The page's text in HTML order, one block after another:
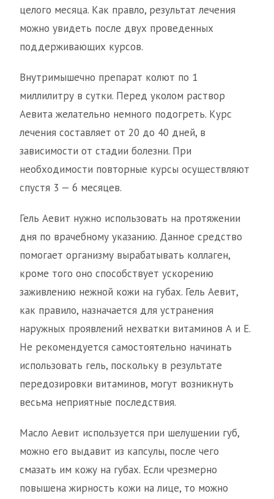
целого месяца. Как правло, результат лечения
можно увидеть после двух проведенных
поддерживающих курсов.
Внутримышечно препарат колют по 1
миллилитру в сутки. Перед уколом раствор
Аевита желательно немного подогреть. Курс
лечения составляет от 20 до 40 дней, в
зависимости от стадии болезни. При
необходимости повторные курсы осуществляют
спустя 3 — 6 месяцев.
Гель Аевит нужно использовать на протяжении
дня по врачебному указанию. Данное средство
помогает организму вырабатывать коллаген,
кроме того оно способствует ускорению
заживлению нежной кожи на губах. Гель Аевит,
как правило, назначается для устранения
наружных проявлений нехватки витаминов А и Е.
Не рекомендуется самостоятельно начинать
использовать гель, поскольку в результате
передозировки витаминов, могут возникнуть
весьма неприятные последствия.
Масло Аевит используется при шелушении губ,
можно его выдавит из капсулы, после чего
смазать им кожу на губах. Если чрезмерно
повышена жирность кожи на лице, то можно